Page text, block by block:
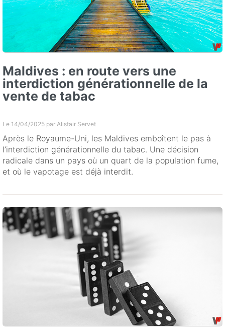
Maldives : en route vers une
interdiction générationnelle de la
vente de tabac
Le 14/04/2025 par Alistair Servet
Après le Royaume-Uni, les Maldives emboîtent le pas à
l’interdiction générationnelle du tabac. Une décision
radicale dans un pays où un quart de la population fume,
et où le vapotage est déjà interdit.